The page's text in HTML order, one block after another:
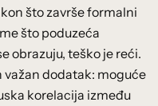
što završe formalni
što poduzeća
obrazuju, teško je reći.
važan dodatak: moguće
korelacija između